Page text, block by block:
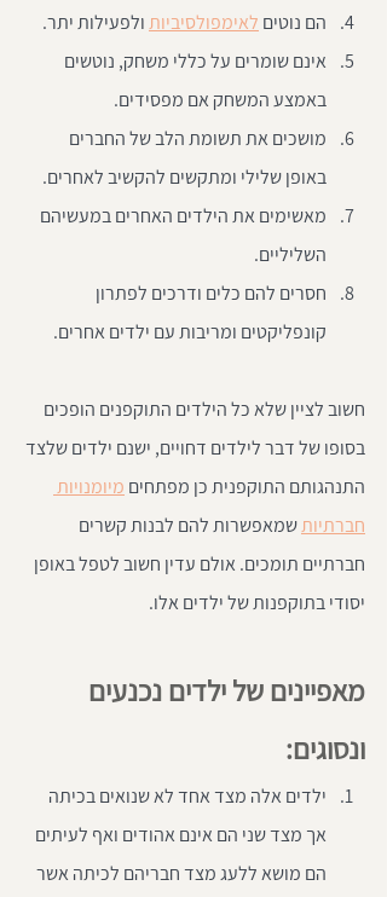
הם נוטים לאימפולסיביות ולפעילות יתר.
אינם שומרים על כללי משחק, נוטשים
באמצע המשחק אם מפסידים.
מושכים את תשומת הלב של החברים
באופן שלילי ומתקשים להקשיב לאחרים.
מאשימים את הילדים האחרים במעשיהם
השליליים.
חסרים להם כלים ודרכים לפתרון
קונפליקטים ומריבות עם ילדים אחרים.
חשוב לציין שלא כל הילדים התוקפנים הופכים
בסופו של דבר לילדים דחויים, ישנם ילדים שלצד
התנהגותם התוקפנית כן מפתחים מיומנויות
חברתיות שמאפשרות להם לבנות קשרים
חברתיים תומכים. אולם עדין חשוב לטפל באופן
יסודי בתוקפנות של ילדים אלו.
מאפיינים של ילדים נכנעים
ונסוגים:
ילדים אלה מצד אחד לא שנואים בכיתה
אך מצד שני הם אינם אהודים ואף לעיתים
הם מושא ללעג מצד חבריהם לכיתה אשר